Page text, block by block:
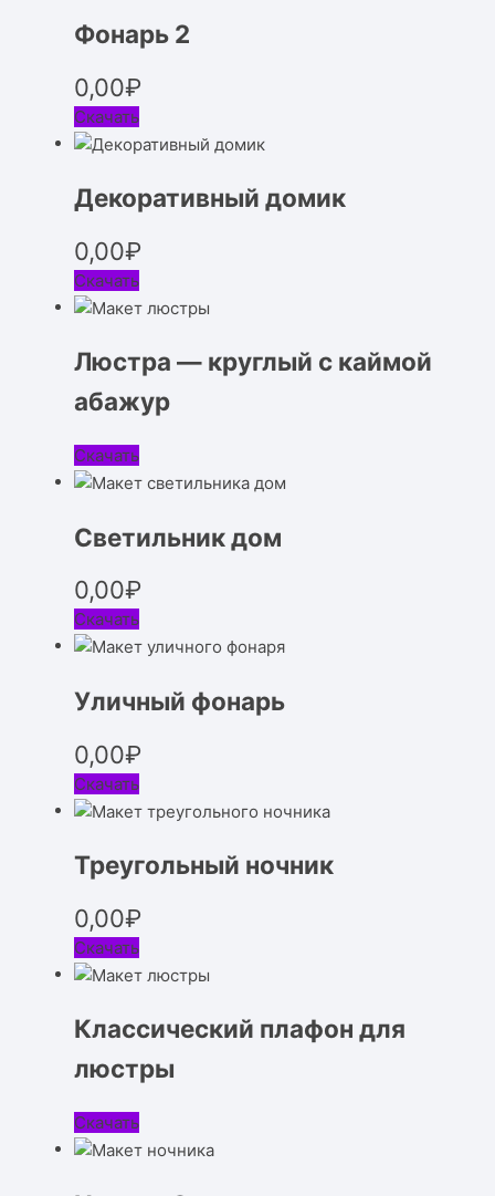
Фонарь 2
0,00₽
Скачать
Декоративный домик
0,00₽
Скачать
Люстра — круглый с каймой
абажур
Скачать
Светильник дом
0,00₽
Скачать
Уличный фонарь
0,00₽
Скачать
Треугольный ночник
0,00₽
Скачать
Классический плафон для
люстры
Скачать